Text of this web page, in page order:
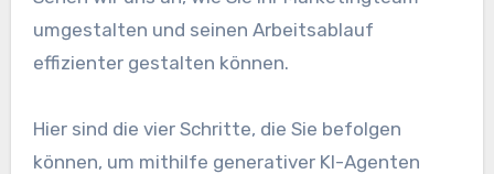
umgestalten und seinen Arbeitsablauf
effizienter gestalten können.
Hier sind die vier Schritte, die Sie befolgen
können, um mithilfe generativer KI-Agenten